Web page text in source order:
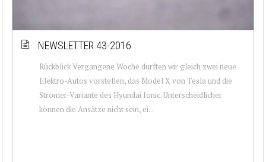
NEWSLETTER 43-2016
Rückblick Vergangene Woche durften wir gleich zwei neue
Elektro-Autos vorstellen, das Model X von Tesla und die
Stromer-Variante des Hyundai Ionic. Unterscheidlicher
können die Ansätze nicht sein, ei...